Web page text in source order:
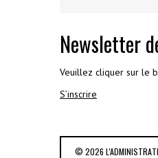
Newsletter
Veuillez cliquer sur le
S’inscrire
© 2026